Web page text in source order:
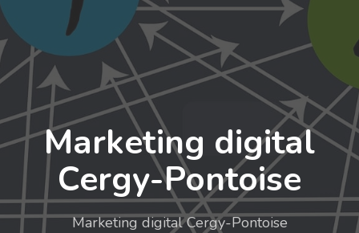
Marketing digital
Cergy-Pontoise
Marketing digital Cergy-Pontoise